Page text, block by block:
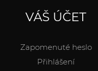
VÁŠ ÚČET
Zapomenuté heslo
Přihlášení